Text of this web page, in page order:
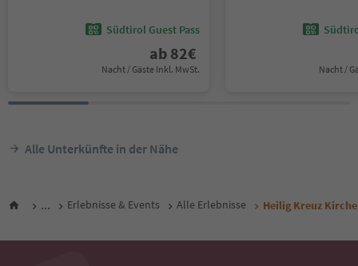
Südtirol Guest Pass
ab 82€
Nacht / Gäste Inkl. MwSt. Nacht /
Alle Unterkünfte in der Nähe
... Erlebnisse & Events Alle Erlebnisse Heilig Kreuz